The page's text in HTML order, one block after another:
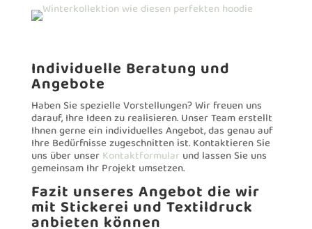
Individuelle Beratung und
Angebote
Haben Sie spezielle Vorstellungen? Wir freuen uns
darauf, Ihre Ideen zu realisieren. Unser Team erstellt
Ihnen gerne ein individuelles Angebot, das genau auf
Ihre Bedürfnisse zugeschnitten ist. Kontaktieren Sie
uns über unserKontaktformularund lassen Sie uns
gemeinsam Ihr Projekt umsetzen.
Fazit unseres Angebot die wir
mit Stickerei und Textildruck